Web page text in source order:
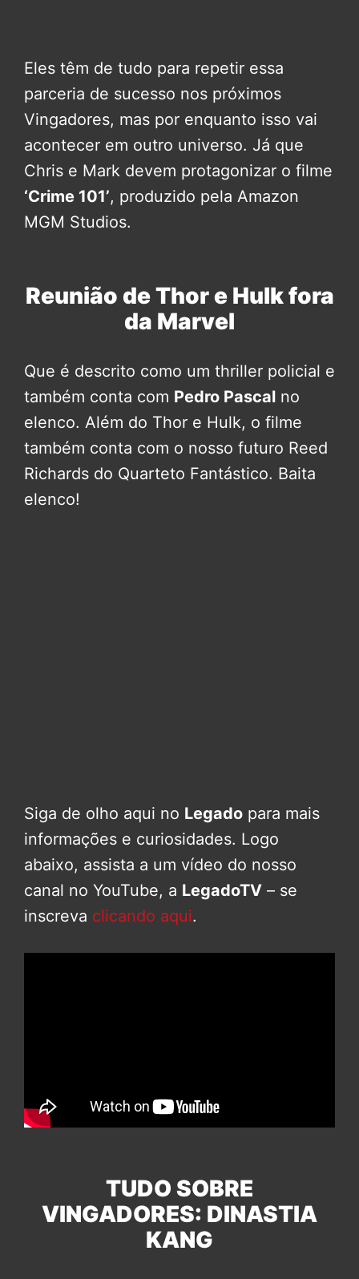
Eles têm de tudo para repetir essa
parceria de sucesso nos próximos
Vingadores, mas por enquanto isso vai
acontecer em outro universo. Já que
Chris e Mark devem protagonizar o filme
‘Crime 101’, produzido pela Amazon
MGM Studios.
Reunião de Thor e Hulk fora
da Marvel
Que é descrito como um thriller policial e
também conta com Pedro Pascal no
elenco. Além do Thor e Hulk, o filme
também conta com o nosso futuro Reed
Richards do Quarteto Fantástico. Baita
elenco!
Siga de olho aqui no Legado para mais
informações e curiosidades. Logo
abaixo, assista a um vídeo do nosso
canal no YouTube, a LegadoTV – se
inscreva clicando aqui.
TUDO SOBRE
VINGADORES: DINASTIA
KANG